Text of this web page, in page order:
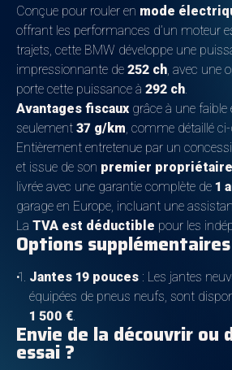
Conçue pour rouler en mode
offrant les performances d’un moteur
trajets, cette BMW développe une
impressionnante de 252 ch , avec une
porte cette puissance à 292 ch
Avantages fiscaux grâce à une
seulement 37 g/km , comme détaillé
Entièrement entretenue par un
et issue de son premier propriétaire
livrée avec une garantie complète de 1
garage en Europe, incluant une
La TVA est déductible pour les
Options
Jantes 19 pouces : Les jantes
équipées de pneus neufs, sont
1 500 €.
Envie de la découvrir ou
essai ?